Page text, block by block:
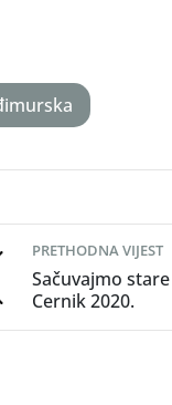
PRETHODNA VIJEST
Sačuvajmo
Cernik 2020.